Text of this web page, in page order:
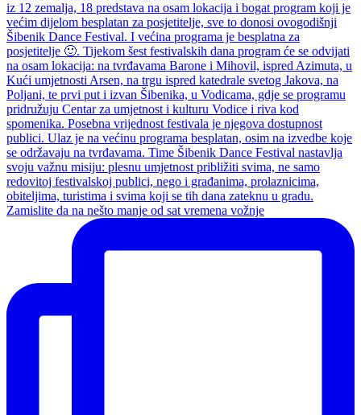
Zamislite da na nešto manje od sat vremena vožnje